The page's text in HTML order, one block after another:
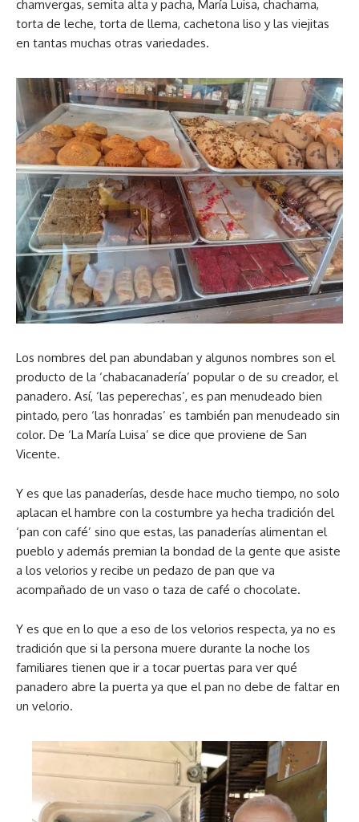
chamvergas, semita alta y pacha, María Luisa, chachama,
torta de leche, torta de llema, cachetona liso y las viejitas
en tantas muchas otras variedades.
Los nombres del pan abundaban y algunos nombres son el
producto de la ‘chabacanadería’ popular o de su creador, el
panadero. Así, ‘las peperechas’, es pan menudeado bien
pintado, pero ‘las honradas’ es también pan menudeado sin
color. De ‘La María Luisa’ se dice que proviene de San
Vicente.
Y es que las panaderías, desde hace mucho tiempo, no solo
aplacan el hambre con la costumbre ya hecha tradición del
‘pan con café’ sino que estas, las panaderías alimentan el
pueblo y además premian la bondad de la gente que asiste
a los velorios y recibe un pedazo de pan que va
acompañado de un vaso o taza de café o chocolate.
Y es que en lo que a eso de los velorios respecta, ya no es
tradición que si la persona muere durante la noche los
familiares tienen que ir a tocar puertas para ver qué
panadero abre la puerta ya que el pan no debe de faltar en
un velorio.